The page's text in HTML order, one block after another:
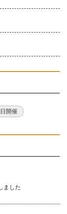
開催
ました